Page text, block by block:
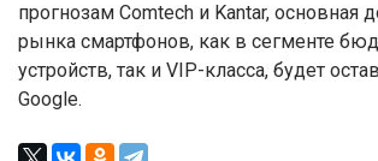
прогнозам Comtech и Kantar, основная
рынка смартфонов, как в сегменте
устройств, так и VIP-класса, будет
Google.